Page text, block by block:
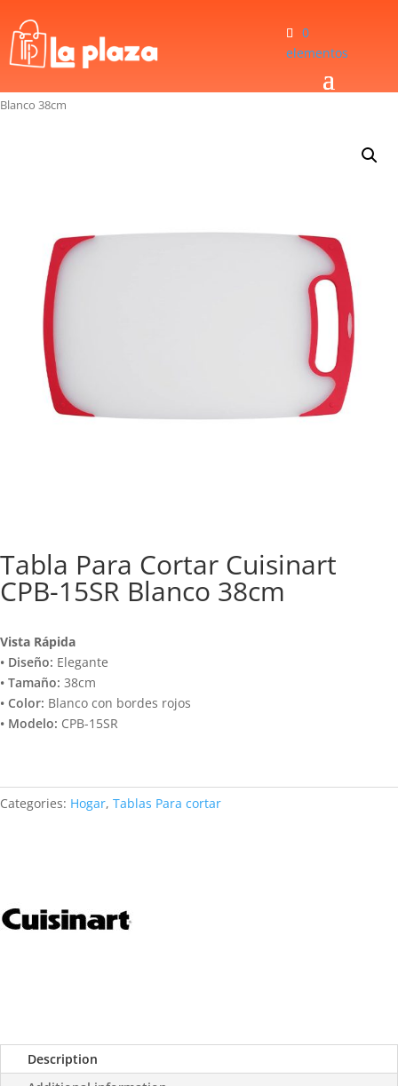
0
elementos
Tabla Para Cortar Cuisinart CPB-15SR
Blanco 38cm
Tabla Para Cortar Cuisinart
CPB-15SR Blanco 38cm
Vista Rápida
• Diseño: Elegante
• Tamaño: 38cm
• Color: Blanco con bordes rojos
• Modelo: CPB-15SR
Categories: Hogar, Tablas Para cortar
Description